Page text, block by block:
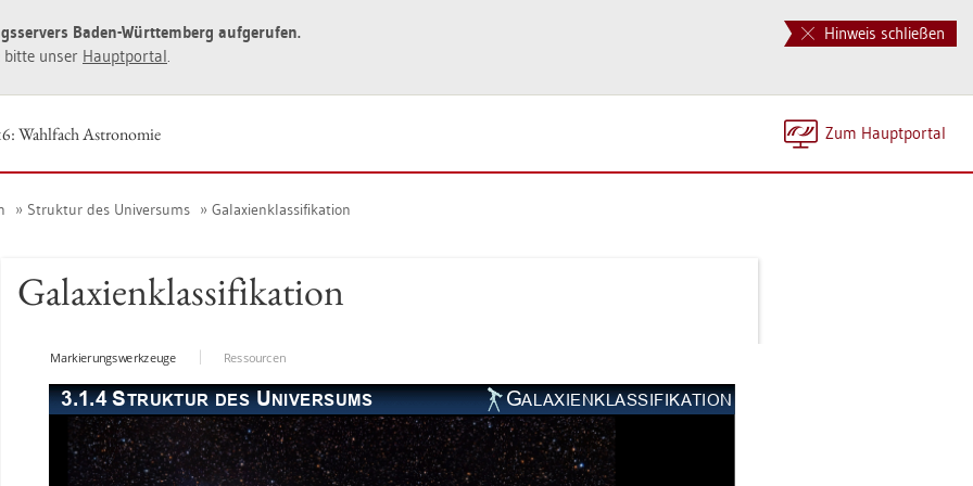
Hinweis schließen
Baden-Würt­tem­berg auf­ge­ru­fen.
bitte unser Haupt­por­tal.
Zum Haupt­por­tal
Wahl­fach As­tro­no­mie
Struk­tur des Uni­ver­sums Ga­la­xi­en­klas­si­fi­ka­ti­on
Ga­la­xi­en­klas­si­fi­ka­ti­on